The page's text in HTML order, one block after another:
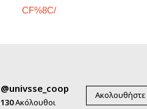
CF%8C/
@univsse_coop
130Ακόλουθοι
Ακολουθήστε